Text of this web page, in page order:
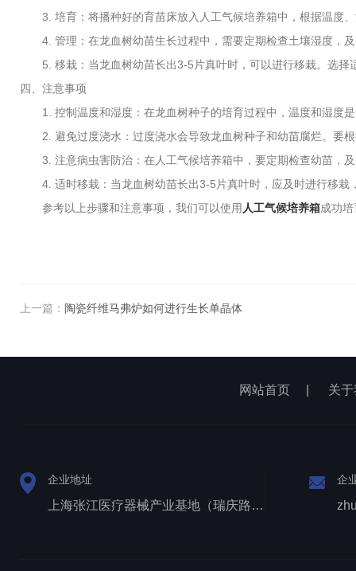
3. 培育：将播种好的育苗床放入人工气候培养箱中，根据温度、
4. 管理：在龙血树幼苗生长过程中，需要定期检查土壤湿度，
5. 移栽：当龙血树幼苗长出3-5片真叶时，可以进行移栽。选择
四、注意事项
1. 控制温度和湿度：在龙血树种子的培育过程中，温度和湿度
2. 避免过度浇水：过度浇水会导致龙血树种子和幼苗腐烂。要
3. 注意病虫害防治：在人工气候培养箱中，要定期检查幼苗，及
4. 适时移栽：当龙血树幼苗长出3-5片真叶时，应及时进行移栽
参考以上步骤和注意事项，我们可以使用 人工气候培养箱成功
上一篇： 陶瓷纤维马弗炉如何进行生长单晶体
网站首页 关
企业地址
上海张江医疗器械产业基地（瑞庆路528号）
企